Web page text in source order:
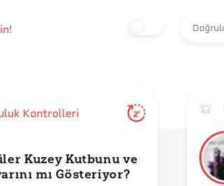
Kontrolleri 2'
Kuzey Kutbunu ve
mı Gösteriyor?